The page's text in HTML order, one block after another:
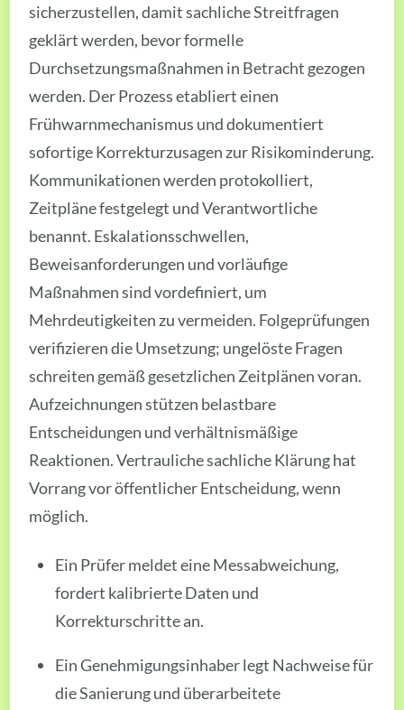
sicherzustellen, damit sachliche Streitfragen
geklärt werden, bevor formelle
Durchsetzungsmaßnahmen in Betracht gezogen
werden. Der Prozess etabliert einen
Frühwarnmechanismus und dokumentiert
sofortige Korrekturzusagen zur Risikominderung.
Kommunikationen werden protokolliert,
Zeitpläne festgelegt und Verantwortliche
benannt. Eskalationsschwellen,
Beweisanforderungen und vorläufige
Maßnahmen sind vordefiniert, um
Mehrdeutigkeiten zu vermeiden. Folgeprüfungen
verifizieren die Umsetzung; ungelöste Fragen
schreiten gemäß gesetzlichen Zeitplänen voran.
Aufzeichnungen stützen belastbare
Entscheidungen und verhältnismäßige
Reaktionen. Vertrauliche sachliche Klärung hat
Vorrang vor öffentlicher Entscheidung, wenn
möglich.
Ein Prüfer meldet eine Messabweichung,
fordert kalibrierte Daten und
Korrekturschritte an.
Ein Genehmigungsinhaber legt Nachweise für
die Sanierung und überarbeitete